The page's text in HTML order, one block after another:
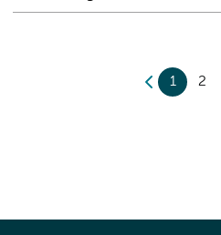
1 2